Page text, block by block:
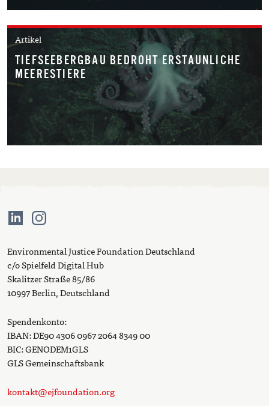
Artikel
TIEFSEEBERGBAU BEDROHT ERSTAUNLICHE
MEERESTIERE
Environmental Justice Foundation Deutschland
c/o Spielfeld Digital Hub
Skalitzer Straße 85/86
10997 Berlin, Deutschland
Spendenkonto:
IBAN: DE90 4306 0967 2064 8349 00
BIC: GENODEM1GLS
GLS Gemeinschaftsbank
kontakt@ejfoundation.org